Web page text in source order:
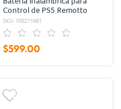
Control de PS5 Remotto
Recargable
SKU: 100211681
$599.00